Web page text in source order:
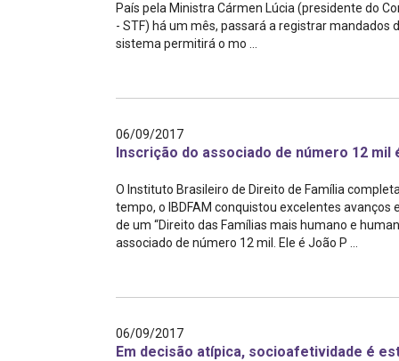
IBDFAM Educacional
País pela Ministra Cármen Lúcia (presidente do
- STF) há um mês, passará a registrar mandados
sistema permitirá o mo ...
06/09/2017
Inscrição do associado de número 12 mil
O Instituto Brasileiro de Direito de Família
tempo, o IBDFAM conquistou excelentes
de um “Direito das Famílias mais humano e
associado de número 12 mil. Ele é João P ...
06/09/2017
Em decisão atípica, socioafetividade é